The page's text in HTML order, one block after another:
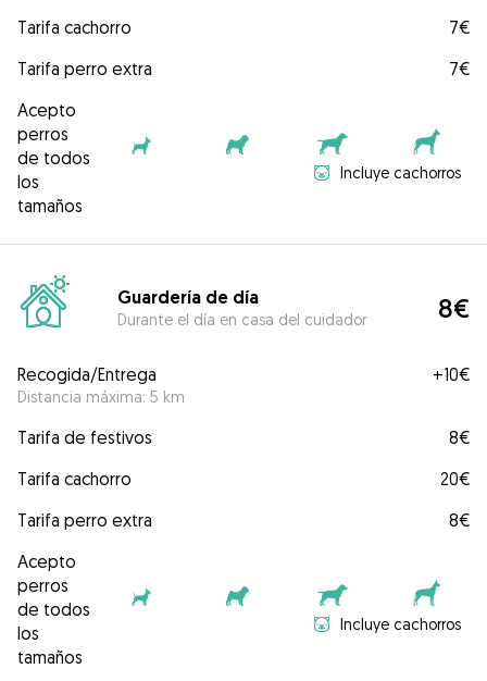
Tarifa cachorro
7€
Tarifa perro extra
7€
Acepto
perros
de todos
los
tamaños
Incluye cachorros
Guardería de día
Durante el día en casa del cuidador 8€
Recogida/Entrega
Distancia máxima: 5 km
+10€
Tarifa de festivos
8€
Tarifa cachorro
20€
Tarifa perro extra
8€
Acepto
perros
de todos
los
tamaños
Incluye cachorros